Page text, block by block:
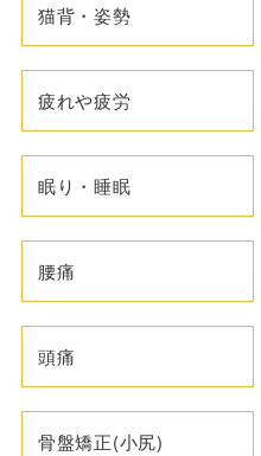
猫背・姿勢
疲れや疲労
眠り・睡眠
腰痛
頭痛
骨盤矯正(小尻)